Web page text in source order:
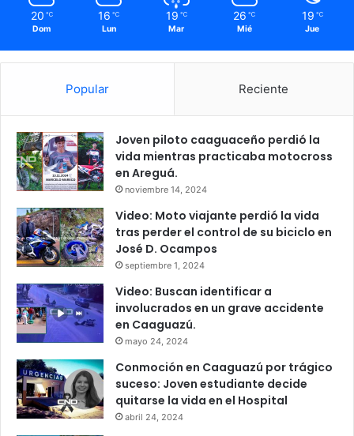
20 ℃
Dom
16 ℃
Lun
19 ℃
Mar
26 ℃
Mié
19 ℃
Jue
Popular Reciente
Joven piloto caaguaceño perdió la
vida mientras practicaba motocross
en Areguá.
noviembre 14, 2024
Video: Moto viajante perdió la vida
tras perder el control de su biciclo en
José D. Ocampos
septiembre 1, 2024
Video: Buscan identificar a
involucrados en un grave accidente
en Caaguazú.
mayo 24, 2024
Conmoción en Caaguazú por trágico
suceso: Joven estudiante decide
quitarse la vida en el Hospital
abril 24, 2024